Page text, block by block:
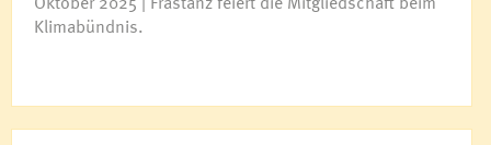
Klimabündnis.